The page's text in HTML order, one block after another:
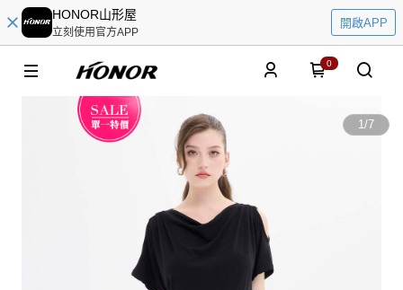
HONOR山形屋
立刻使用官方APP
開啟APP
0
1/7